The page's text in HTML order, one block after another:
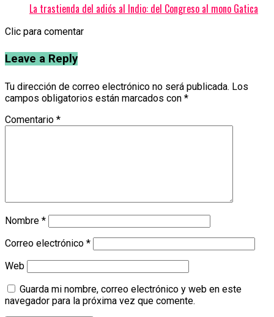
La trastienda del adiós al Indio: del Congreso al mono Gatica
Clic para comentar
Leave a Reply
Tu dirección de correo electrónico no será publicada. Los
campos obligatorios están marcados con *
Comentario *
Nombre *
Correo electrónico *
Web
Guarda mi nombre, correo electrónico y web en este
navegador para la próxima vez que comente.